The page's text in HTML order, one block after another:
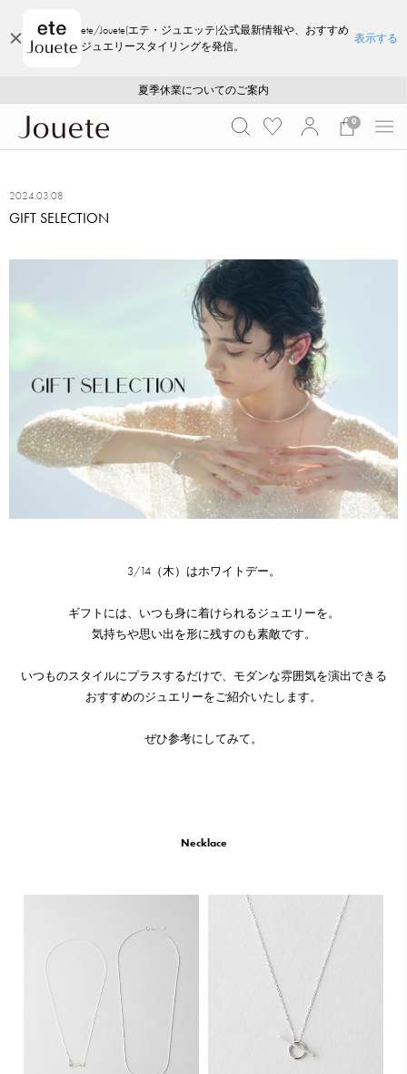
ete/Jouete(エテ・ジュエッテ)公式最新情報や、おすすめ
ジュエリースタイリングを発信。
表示する
採用のご案内
ご注文いただいたお品物のお届け状況について
夏季休業についてのご案内
WEB LIMITED ITEMS >>
採用のご案内
ご注文いただいたお品物のお届け状況について
0
2024.03.08
GIFT SELECTION
3/14（木）はホワイトデー。
ギフトには、いつも身に着けられるジュエリーを。
気持ちや思い出を形に残すのも素敵です。
いつものスタイルにプラスするだけで、モダンな雰囲気を演出できる
おすすめのジュエリーをご紹介いたします。
ぜひ参考にしてみて。
Necklace